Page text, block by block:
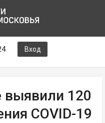
Вход
120
COVID-19